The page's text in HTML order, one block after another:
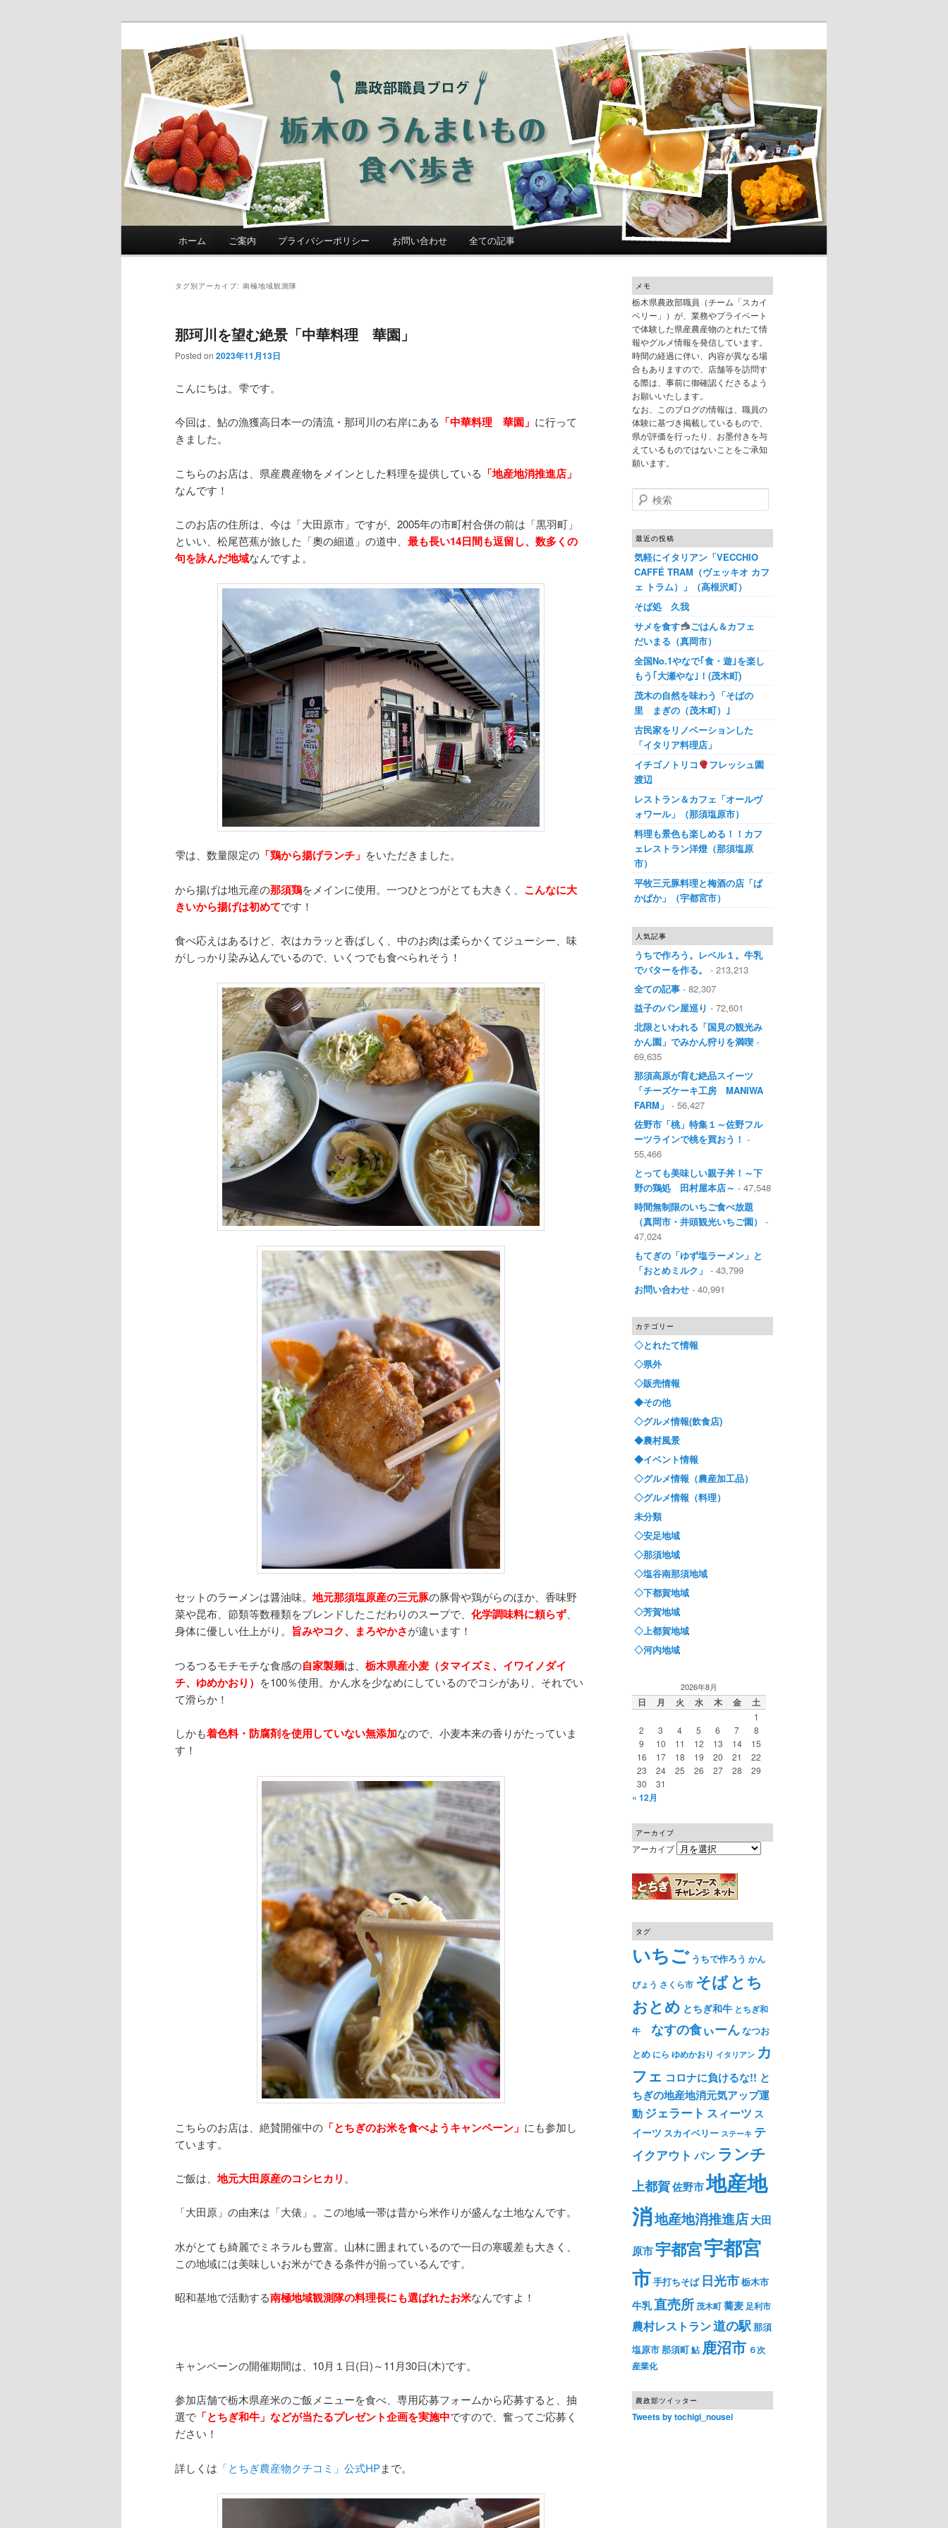
農政部職員ブログ「栃木のうんまいもの食べ歩
き」
メインコンテンツへ移動
サブコンテンツへ移動
ホーム ご案内 プライバシーポリシー お問い合わせ 全ての記事
タグ別アーカイブ: 南極地域観測隊
那珂川を望む絶景「中華料理 華園」
Posted on 2023年11月13日
こんにちは。雫です。
今回は、鮎の漁獲高日本一の清流・那珂川の右岸にある 「中華料理 華園」 に行って
きました。
こちらのお店は、県産農産物をメインとした料理を提供している 「地産地消推進店」
なんです！
このお店の住所は、今は「大田原市」ですが、2005年の市町村合併の前は「黒羽町」
といい、松尾芭蕉が旅した「奧の細道」の道中、 最も長い14日間も逗留し、数多くの
句を詠んだ地域なんですよ。
雫は、数量限定の 「鶏から揚げランチ」 をいただきました。
から揚げは地元産の那須鶏をメインに使用。一つひとつがとても大きく、 こんなに大
きいから揚げは初めてです！
食べ応えはあるけど、衣はカラッと香ばしく、中のお肉は柔らかくてジューシー、味
がしっかり染み込んでいるので、いくつでも食べられそう！
セットのラーメンは醤油味。地元那須塩原産の三元豚の豚骨や鶏がらのほか、香味野
菜や昆布、節類等数種類をブレンドしたこだわりのスープで、 化学調味料に頼らず、
身体に優しい仕上がり。 旨みやコク、まろやかさが違います！
つるつるモチモチな食感の自家製麺は、 栃木県産小麦（タマイズミ、イワイノダイ
チ、ゆめかおり） を100％使用。かん水を少なめにしているのでコシがあり、それでい
て滑らか！
しかも着色料・防腐剤を使用していない無添加なので、小麦本来の香りがたっていま
す！
こちらのお店は、絶賛開催中の 「とちぎのお米を食べようキャンペーン」 にも参加し
ています。
ご飯は、地元大田原産のコシヒカリ 。
「大田原」の由来は「大俵」。この地域一帯は昔から米作りが盛んな土地なんです。
水がとても綺麗でミネラルも豊富。山林に囲まれているので一日の寒暖差も大きく、
この地域には美味しいお米ができる条件が揃っているんです。
昭和基地で活動する南極地域観測隊の料理長にも選ばれたお米なんですよ！
キャンペーンの開催期間は、10月１日(日)～11月30日(木)です。
参加店舗で栃木県産米のご飯メニューを食べ、専用応募フォームから応募すると、抽
選で 「とちぎ和牛」などが当たるプレゼント企画を実施中ですので、奮ってご応募く
ださい！
詳しくは 「とちぎ農産物クチコミ」公式HPまで。
メモ
栃木県農政部職員（チーム「スカイ
ベリー」）が、業務やプライベート
で体験した県産農産物のとれたて情
報やグルメ情報を発信しています。
時間の経過に伴い、内容が異なる場
合もありますので、店舗等を訪問す
る際は、事前に御確認くださるよう
お願いいたします。
なお、このブログの情報は、職員の
体験に基づき掲載しているもので、
県が評価を行ったり、お墨付きを与
えているものではないことをご承知
願います。
検索
最近の投稿
気軽にイタリアン「VECCHIO
CAFFÉ TRAM（ヴェッキオ カフ
ェ トラム）」（高根沢町）
そば処 久我
サメを食す
ごはん＆カフェ
だいまる（真岡市）
全国No.1やなで｢食・遊｣を楽し
もう｢大瀬やな｣！(茂木町)
茂木の自然を味わう「そばの
里 まぎの（茂木町）｣
古民家をリノベーションした
「イタリア料理店」
イチゴノトリコ
フレッシュ園
渡辺
レストラン＆カフェ「オールヴ
ォワール」（那須塩原市）
料理も景色も楽しめる！！カフ
ェレストラン洋燈（那須塩原
市）
平牧三元豚料理と梅酒の店「ぱ
かぱか」（宇都宮市）
人気記事
うちで作ろう。レベル１。牛乳
でバターを作る。
- 213,213
全ての記事 - 82,307
益子のパン屋巡り - 72,601
北限といわれる「国見の観光み
かん園」でみかん狩りを満喫 -
69,635
那須高原が育む絶品スイーツ
「チーズケーキ工房 MANIWA
FARM」 - 56,427
佐野市「桃」特集１～佐野フル
ーツラインで桃を買おう！ -
55,466
とっても美味しい親子丼！～下
野の鶏処 田村屋本店～ - 47,548
時間無制限のいちご食べ放題
（真岡市・井頭観光いちご園）
-
47,024
もてぎの「ゆず塩ラーメン」と
「おとめミルク」 - 43,799
お問い合わせ - 40,991
カテゴリー
◇とれたて情報
◇県外
◇販売情報
◆その他
◇グルメ情報(飲食店)
◆農村風景
◆イベント情報
◇グルメ情報（農産加工品）
◇グルメ情報（料理）
未分類
◇安足地域
◇那須地域
◇塩谷南那須地域
◇下都賀地域
◇芳賀地域
◇上都賀地域
◇河内地域
2026年8月
日 月 火 水 木 金 土
1
2
3 4 5 6 7
8
9
10 11 12 13 14
15
16
17 18 19 20 21
22
23
24 25 26 27 28
29
30
31
« 12月
アーカイブ
アーカイブ
タグ
いちご うちで作ろう かん
ぴょう さくら市 そばとち
おとめ とちぎ和牛 とちぎ和
牛
なすの食ぃーんなつお
とめ にら ゆめかおり イタリアン カ
フェ コロナに負けるな!! と
ちぎの地産地消元気アップ運
動ジェラート スィーツ ス
イーツ スカイベリー ステーキ テ
イクアウト パン ランチ
上都賀佐野市地産地
消地産地消推進店大田
原市宇都宮宇都宮
市手打ちそば 日光市栃木市
牛乳直売所 茂木町蕎麦 足利市
農村レストラン道の駅那須
塩原市那須町鮎 鹿沼市 ６次
産業化
農政部ツイッター
Tweets by tochigi_nousei